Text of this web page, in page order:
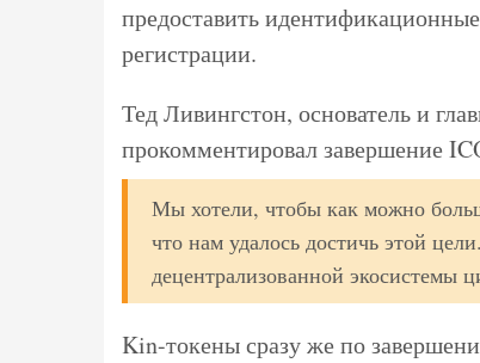
предоставить
регистрации.
Тед Ливингстон, основатель и
прокомментировал завершение
Мы хотели, чтобы как можно
что нам удалось достичь этой
децентрализованной экосистемы
Kin-токены сразу же по